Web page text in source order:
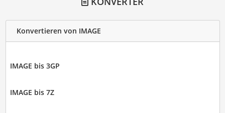
Konvertieren von IMAGE
IMAGE bis 3GP
IMAGE bis 7Z